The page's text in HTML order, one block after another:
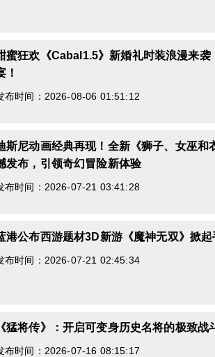
蜜狂欢《Cabal1.5》新婚礼时装浪漫来袭
！
布时间：2026-08-06 01:51:12
斯尼动画经典再现！全新《狮子、女巫和
发布，引领奇幻冒险新体验
布时间：2026-07-21 03:41:28
港公布西游题材3D新游《魔神无双》掀起
布时间：2026-07-21 02:45:34
《猛将传》：开启可变身历史名将的极致战
布时间：2026-07-16 08:15:17